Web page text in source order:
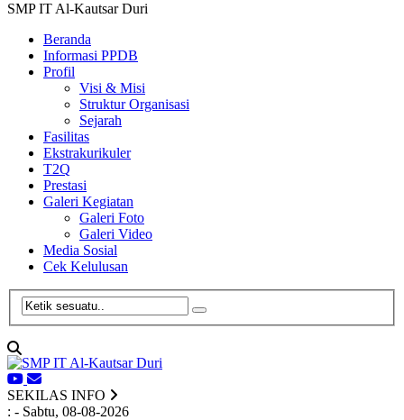
SMP IT Al-Kautsar Duri
Beranda
Informasi PPDB
Profil
Visi & Misi
Struktur Organisasi
Sejarah
Fasilitas
Ekstrakurikuler
T2Q
Prestasi
Galeri Kegiatan
Galeri Foto
Galeri Video
Media Sosial
Cek Kelulusan
SEKILAS INFO
: - Sabtu, 08-08-2026